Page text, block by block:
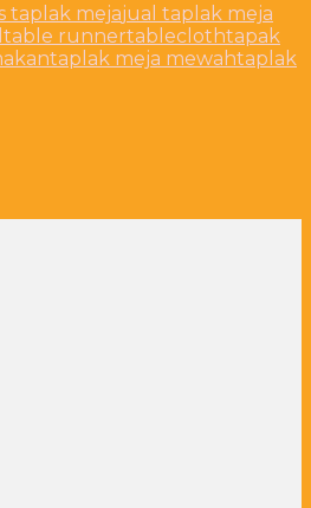
taplak mejajual taplak meja
table runnertableclothtapak
taplak meja mewahtaplak